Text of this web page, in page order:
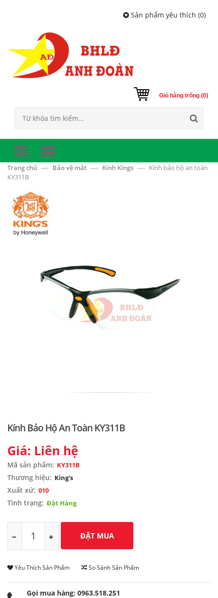
Sản phẩm yêu thích (0)
Giỏ hàng trống (0)
Trang chủ —› Bảo vệ mắt —› Kính Kings —› Kính bảo hộ an toàn
KY311B
Kính Bảo Hộ An Toàn KY311B
Giá: Liên hệ
Mã sản phẩm: KY311B
Thương hiệu: King's
Xuất xứ: 010
Tình trạng: Đặt Hàng
Yêu Thích Sản Phẩm So Sánh Sản Phẩm
Gọi mua hàng: 0963.518.251